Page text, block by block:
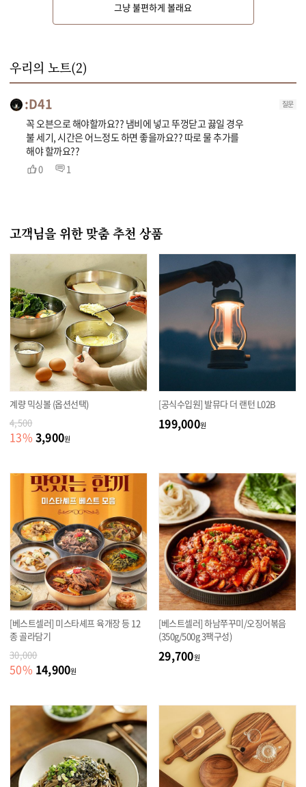
새우는 꼬리부분을 제외한 부분의 껍질을 벗기고 내장을 제거해 주세요. 오징
어는 먹기 좋은 크기로 잘라주세요.
그냥 불편하게 볼래요
우리의 노트(2)
:D41 질문
꼭 오븐으로 해야할까요?? 냄비에 넣고 뚜껑닫고 끓일 경우
불 세기, 시간은 어느정도 하면 좋을까요?? 따로 물 추가를
해야 할까요??
0 1
고객님을 위한 맞춤 추천 상품
계량 믹싱볼 (옵션선택)
4,500
13% 3,900원
[공식수입원] 발뮤다 더 랜턴 L02B
199,000원
[베스트셀러] 미스타셰프 육개장 등 12
종 골라담기
30,000
50% 14,900원
[베스트셀러] 하남쭈꾸미/오징어볶음
(350g/500g 3팩구성)
29,700원